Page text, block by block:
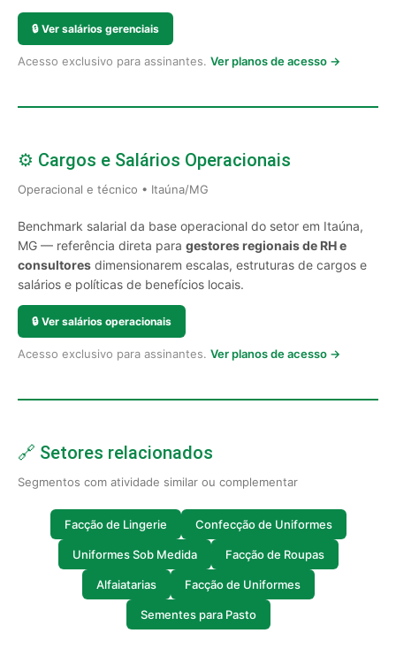
🔒 Ver salários gerenciais
Acesso exclusivo para assinantes. Ver planos de acesso →
⚙️ Cargos e Salários Operacionais
Operacional e técnico • Itaúna/MG
Benchmark salarial da base operacional do setor em Itaúna,
MG — referência direta para gestores regionais de RH e
consultores dimensionarem escalas, estruturas de cargos e
salários e políticas de benefícios locais.
🔒 Ver salários operacionais
Acesso exclusivo para assinantes. Ver planos de acesso →
🔗 Setores relacionados
Segmentos com atividade similar ou complementar
Facção de Lingerie Confecção de Uniformes
Uniformes Sob Medida Facção de Roupas
Alfaiatarias Facção de Uniformes
Sementes para Pasto